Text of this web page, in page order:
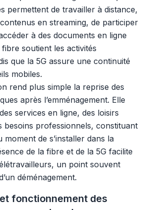
permettent de travailler à distance,
en streaming, de participer
à des documents en ligne
soutient les activités
que la 5G assure une continuité
mobiles.
rend plus simple la reprise des
après l’emménagement. Elle
services en ligne, des loisirs
besoins professionnels, constituant
de s’installer dans la
de la fibre et de la 5G facilite
un point souvent
déménagement.
fonctionnement des